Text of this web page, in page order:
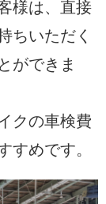
様は、直接
ちいただく
ができま
クの車検費
すめです。